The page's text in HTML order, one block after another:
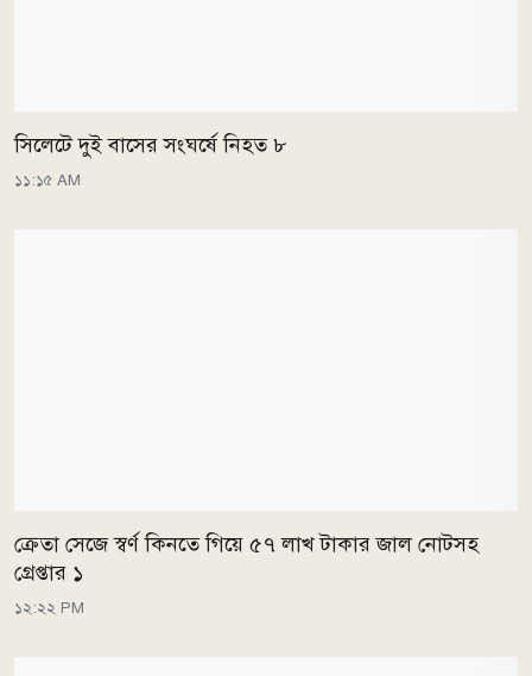
সিলেটে দুই বাসের সংঘর্ষে নিহত ৮
১১:১৫ AM
ক্রেতা সেজে স্বর্ণ কিনতে গিয়ে ৫৭ লাখ টাকার জাল নোটসহ
গ্রেপ্তার ১
১২:২২ PM